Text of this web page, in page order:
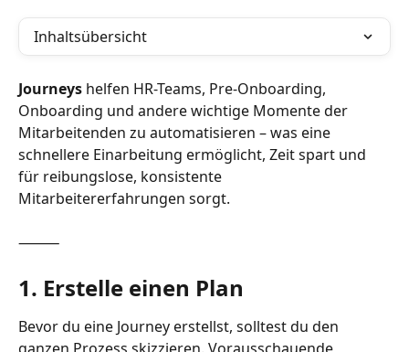
Inhaltsübersicht
Journeys helfen HR-Teams, Pre-Onboarding,
Onboarding und andere wichtige Momente der
Mitarbeitenden zu automatisieren – was eine
schnellere Einarbeitung ermöglicht, Zeit spart und
für reibungslose, konsistente
Mitarbeitererfahrungen sorgt.
⸻
1. Erstelle einen Plan
Bevor du eine Journey erstellst, solltest du den